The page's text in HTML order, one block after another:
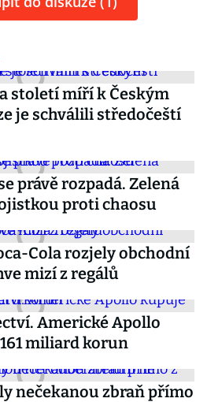
století míří k Českým
je schválili středočeští
právě rozpadá. Zelená
proti chaosu
Cola rozjely obchodní
mizí z regálů
Americké Apollo
miliard korun
nečekanou zbraň přímo